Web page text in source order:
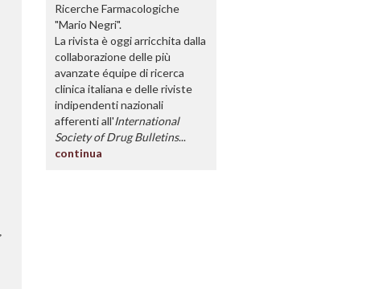
Ricerche Farmacologiche
"Mario Negri".
La rivista è oggi arricchita dalla
collaborazione delle più
avanzate équipe di ricerca
clinica italiana e delle riviste
indipendenti nazionali
afferenti all'International
Society of Drug Bulletins...
continua